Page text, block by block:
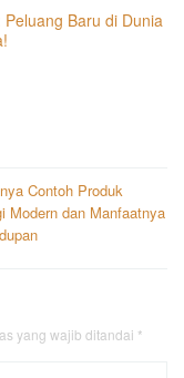
Baru di Dunia
Contoh Produk
Modern dan Manfaatnya
yang wajib ditandai *